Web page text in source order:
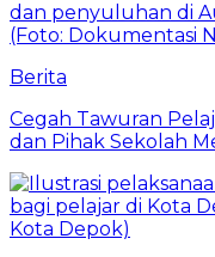
Berita
Cegah Tawuran
dan Pihak Sekolah